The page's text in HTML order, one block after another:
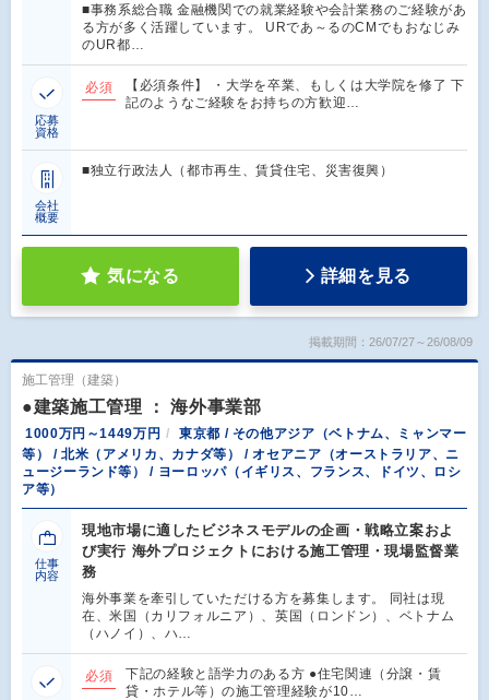
■事務系総合職 金融機関での就業経験や会計業務のご経験があ
る方が多く活躍しています。 URであ～るのCMでもおなじみ
のUR都…
応募
資格
必須
【必須条件】 ・大学を卒業、もしくは大学院を修了 下
記のようなご経験をお持ちの方歓迎…
会社
概要
■独立行政法人（都市再生、賃貸住宅、災害復興）
気になる 詳細を見る
掲載期間：26/07/27～26/08/09
施工管理（建築）
●建築施工管理 ： 海外事業部
1000万円～1449万円
東京都 / その他アジア（ベトナム、ミャンマー
等） / 北米（アメリカ、カナダ等） / オセアニア（オーストラリア、ニ
ュージーランド等） / ヨーロッパ（イギリス、フランス、ドイツ、ロシ
ア等）
仕事
内容
現地市場に適したビジネスモデルの企画・戦略立案およ
び実行 海外プロジェクトにおける施工管理・現場監督業
務
海外事業を牽引していただける方を募集します。 同社は現
在、米国（カリフォルニア）、英国（ロンドン）、ベトナム
（ハノイ）、ハ…
必須
下記の経験と語学力のある方 ●住宅関連（分譲・賃
貸・ホテル等）の施工管理経験が10…